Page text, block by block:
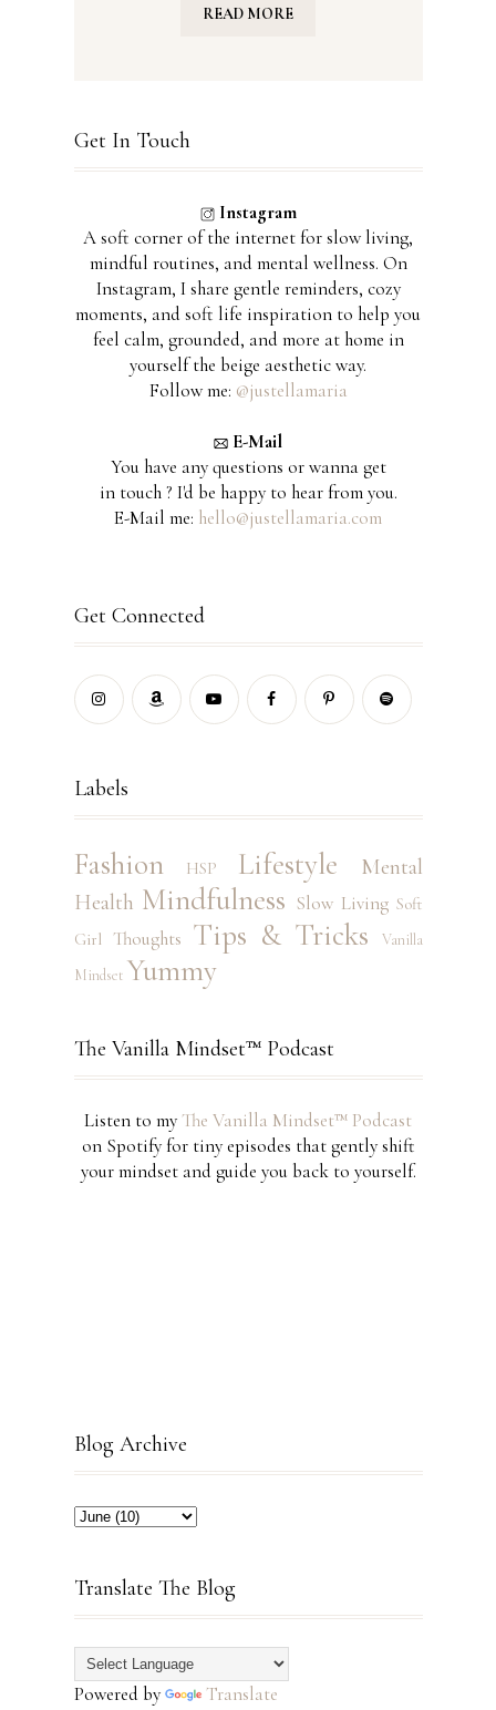
READ MORE
Get In Touch
Instagram
A soft corner of the internet for slow living,
mindful routines, and mental wellness. On
Instagram, I share gentle reminders, cozy
moments, and soft life inspiration to help you
feel calm, grounded, and more at home in
yourself the beige aesthetic way.
Follow me: @justellamaria
E-Mail
You have any questions or wanna get
in touch ? I'd be happy to hear from you.
E-Mail me: hello@justellamaria.com
Get Connected
Labels
Fashion HSP Lifestyle
Mental
Health Mindfulness Slow Living Soft
Girl
Thoughts Tips & Tricks
Vanilla
Mindset Yummy
The Vanilla Mindset™ Podcast
Listen to myThe Vanilla Mindset™ Podcast
on Spotify for tiny episodes that gently shift
your mindset and guide you back to yourself.
Blog Archive
Translate The Blog
Powered by Translate